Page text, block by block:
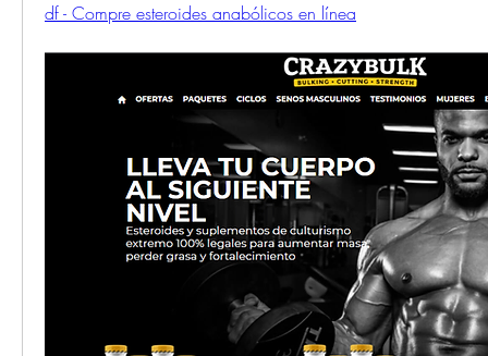
df - Compre esteroides anabólicos en línea